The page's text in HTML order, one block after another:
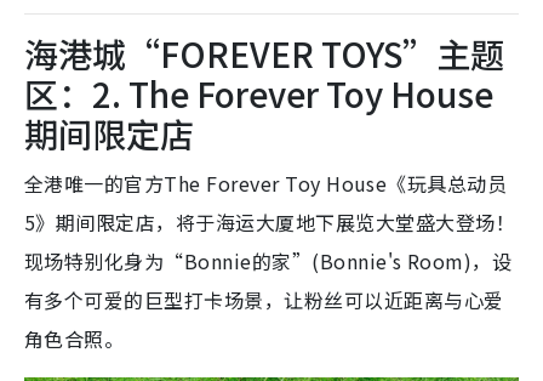
海港城“FOREVER TOYS”主题
区：2. The Forever Toy House
期间限定店
全港唯一的官方The Forever Toy House《玩具总动员
5》期间限定店，将于海运大厦地下展览大堂盛大登场！
现场特别化身为“Bonnie的家”(Bonnie's Room)，设
有多个可爱的巨型打卡场景，让粉丝可以近距离与心爱
角色合照。